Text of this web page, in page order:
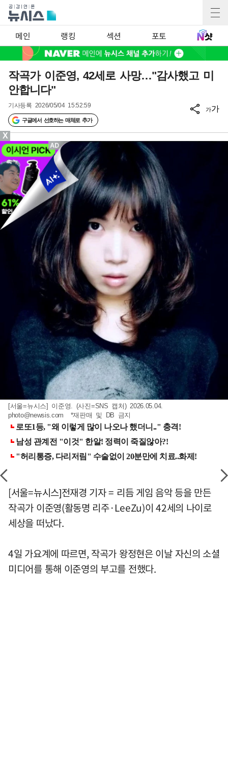
메인 랭킹 섹션 포토
작곡가 이준영, 42세로 사망…"감사했고 미
안합니다"
기사등록 2026/05/04 15:52:59
구글에서 선호하는 매체로 추가
가가
[서울=뉴시스] 이준영. (사진=SNS 캡처) 2026.05.04.
photo@newsis.com *재판매 및 DB 금지
[서울=뉴시스]전재경 기자 = 리듬 게임 음악 등을 만든
작곡가 이준영(활동명 리주·LeeZu)이 42세의 나이로
세상을 떠났다.
4일 가요계에 따르면, 작곡가 왕정현은 이날 자신의 소셜
미디어를 통해 이준영의 부고를 전했다.
X